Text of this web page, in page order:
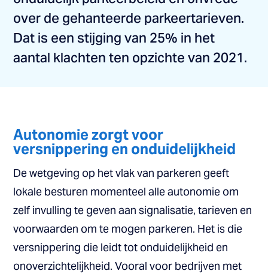
over de gehanteerde parkeertarieven.
Dat is een stijging van 25% in het
aantal klachten ten opzichte van 2021.
Autonomie zorgt voor
versnippering en onduidelijkheid
De wetgeving op het vlak van parkeren geeft
lokale besturen momenteel alle autonomie om
zelf invulling te geven aan signalisatie, tarieven en
voorwaarden om te mogen parkeren. Het is die
versnippering die leidt tot onduidelijkheid en
onoverzichtelijkheid. Vooral voor bedrijven met